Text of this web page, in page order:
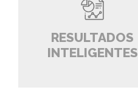
RESULTADOS
INTELIGENTES